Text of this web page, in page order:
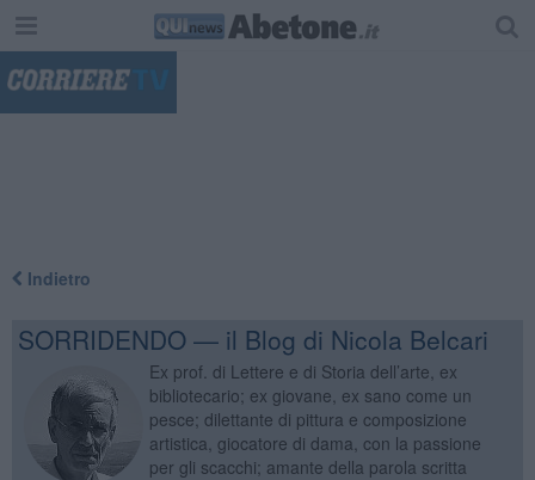
Indietro
SORRIDENDO — il Blog di Nicola Belcari
Ex prof. di Lettere e di Storia dell’arte, ex
bibliotecario; ex giovane, ex sano come un
pesce; dilettante di pittura e composizione
artistica, giocatore di dama, con la passione
per gli scacchi; amante della parola scritta